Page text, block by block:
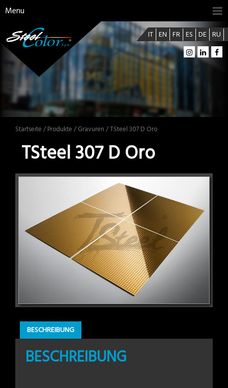
Menu
IT EN FR ES DE RU
Startseite /Produkte /Gravuren / TSteel 307 D Oro
TSteel 307 D Oro
BESCHREIBUNG
BESCHREIBUNG